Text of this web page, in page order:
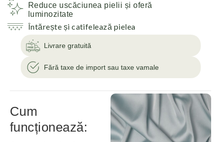
Reduce uscăciunea pielii și oferă
luminozitate
Întărește și catifelează pielea
Livrare gratuită
Fără taxe de import sau taxe vamale
Cum
funcționează: